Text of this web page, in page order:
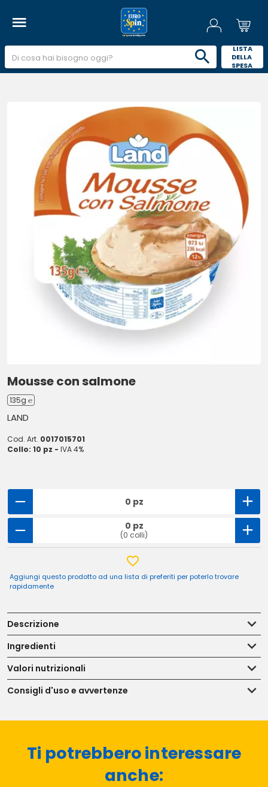
LISTA
DELLA
SPESA
Mousse con salmone
135g ℮
LAND
Cod. Art. 0017015701
Collo: 10 pz - IVA 4%
0 pz
0 pz
(0 colli)
Aggiungi questo prodotto ad una lista di preferiti per poterlo trovare
rapidamente
Descrizione
Ingredienti
Valori nutrizionali
Consigli d'uso e avvertenze
Ti potrebbero interessare
anche: